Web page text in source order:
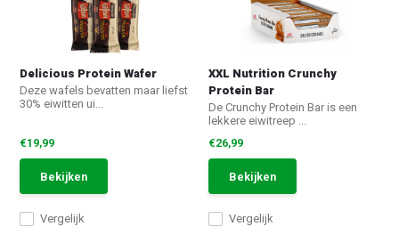
Delicious Protein Wafer
Deze wafels bevatten maar liefst
30% eiwitten ui...
Vergelijk
€19,99
Bekijken
XXL Nutrition Crunchy
Protein Bar
De Crunchy Protein Bar is een
lekkere eiwitreep ...
Vergelijk
€26,99
Bekijken